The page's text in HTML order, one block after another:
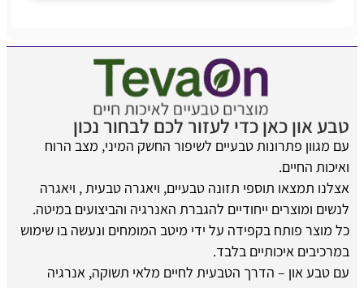
טבע און כאן כדי לעזור לכם לבחור נכון
עם מגוון פתרונות טבעיים לשיפור החשק המיני, מצב הרוח
ואיכות החיים.
אצלנו תמצאו תוספי תזונה טבעיים, ויאגרה טבעית , ויאגרה
לנשים ומוצרים ייחודיים להגברת האנרגיה והביצועים במיטה.
כל מוצר פותח בקפידה על ידי מיטב המומחים ונעשה בו שימוש
במרכיבים איכותיים בלבד.
עם טבע און – הדרך הטבעית לחיים מלאי תשוקה, אנרגיה